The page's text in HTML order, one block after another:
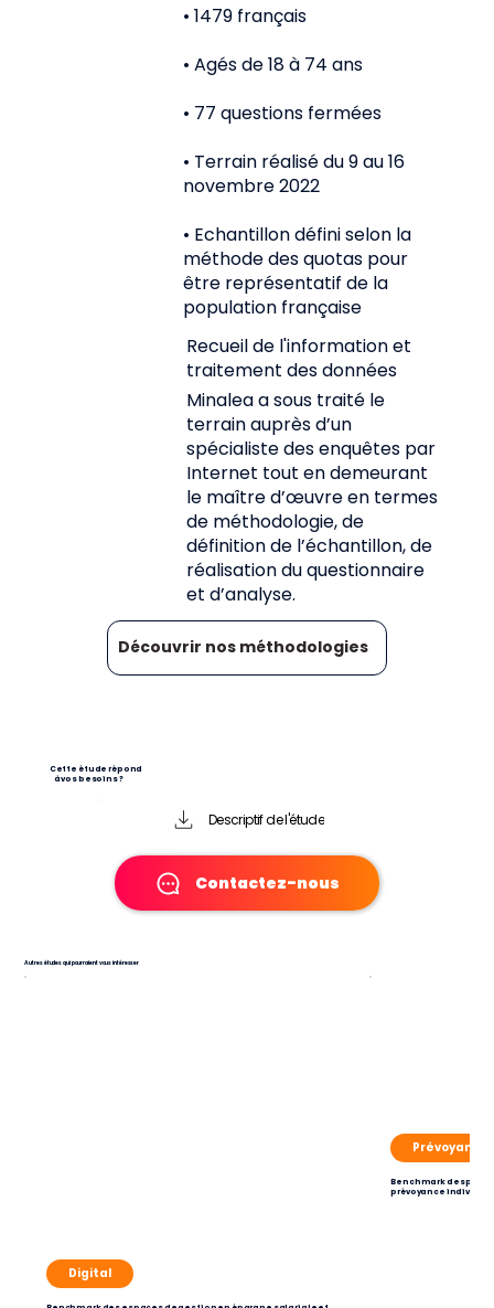
Digital
Prévoyance
Benchmark des
prévoyance
Découvrir nos méthodologies
• 1479 français
• Agés de 18 à 74 ans
• 77 questions fermées
• Terrain réalisé du 9 au 16
novembre 2022
• Echantillon défini selon la
méthode des quotas pour
être représentatif de la
population française
Recueil de l'information et
traitement des données
Minalea a sous traité le
terrain auprès d’un
spécialiste des enquêtes par
Internet tout en demeurant
le maître d’œuvre en termes
de méthodologie, de
définition de l’échantillon, de
réalisation du questionnaire
et d’analyse.
Autres études qui pourraient vous intéresser
Cette étude répond
à vos besoins ?
Descriptif de l'étude
Contactez-nous